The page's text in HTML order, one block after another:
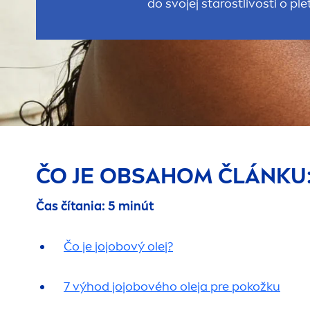
ČO JE OBSAHOM
Čas čítania: 5 minút
Čo je jojobový olej?
7 výhod jojobového oleja pre pokožku